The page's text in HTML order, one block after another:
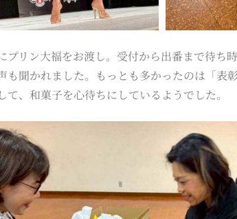
プリン大福をお渡し。受付から出番まで待ち
も聞かれました。もっとも多かったのは「表
、和菓子を心待ちにしているようでした。